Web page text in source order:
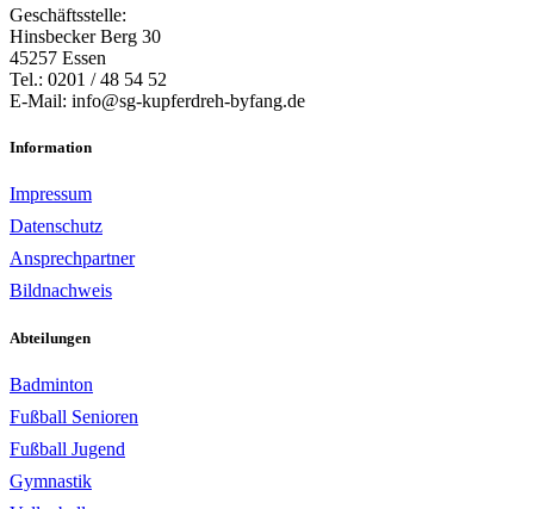
Geschäftsstelle:
Hinsbecker Berg 30
45257 Essen
Tel.: 0201 / 48 54 52
E-Mail: info@sg-kupferdreh-byfang.de
Information
Impressum
Datenschutz
Ansprechpartner
Bildnachweis
Abteilungen
Badminton
Fußball Senioren
Fußball Jugend
Gymnastik